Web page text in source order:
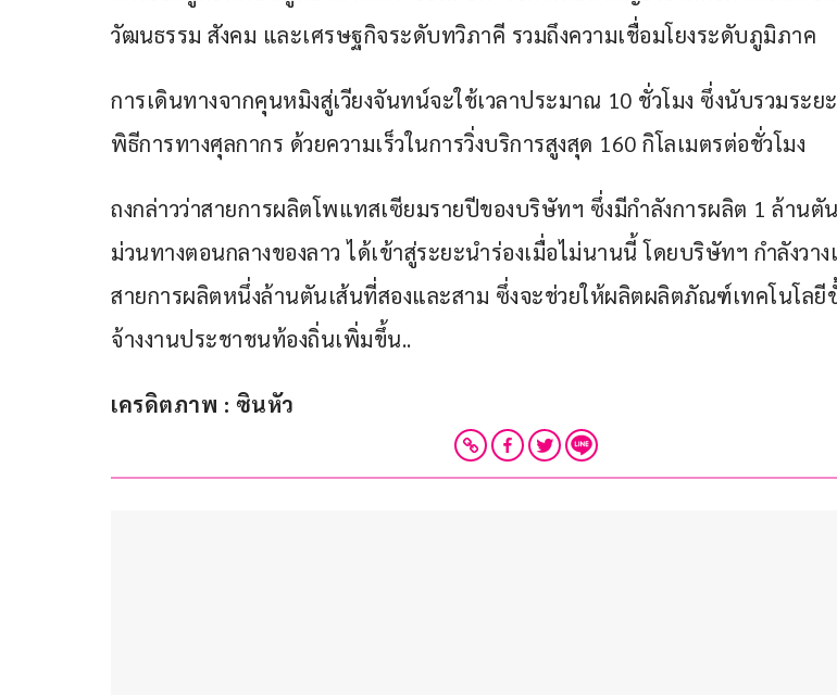
วัฒนธรรม สังคม และเศรษฐกิจระดับทวิภาคี รวมถึงความเชื่อมโยงระดับภูมิภาค
การเดินทางจากคุนหมิงสู่เวียงจันทน์จะใช้เวลาประมาณ 10 ชั่วโมง ซึ่งนับรวมระยะ
พิธีการทางศุลกากร ด้วยความเร็วในการวิ่งบริการสูงสุด 160 กิโลเมตรต่อชั่วโมง
ถงกล่าวว่าสายการผลิตโพแทสเซียมรายปีของบริษัทฯ ซึ่งมีกำลังการผลิต 1 ล้านตั
ม่วนทางตอนกลางของลาว ได้เข้าสู่ระยะนำร่องเมื่อไม่นานนี้ โดยบริษัทฯ กำลังวา
สายการผลิตหนึ่งล้านตันเส้นที่สองและสาม ซึ่งจะช่วยให้ผลิตผลิตภัณฑ์เทคโนโลยี
จ้างงานประชาชนท้องถิ่นเพิ่มขึ้น..
เครดิตภาพ : ซินหัว